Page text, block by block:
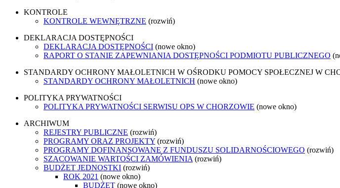
KONTROLE
KONTROLE WEWNĘTRZNE (rozwiń)
DEKLARACJA DOSTĘPNOŚCI
DEKLARACJA DOSTĘPNOŚCI (nowe okno)
RAPORT O STANIE ZAPEWNIANIA DOSTĘPNOŚCI PODMIOTU PUBLICZNEGO
STANDARDY OCHRONY MAŁOLETNICH W OŚRODKU POMOCY SPOŁECZNEJ W
STANDARDY OCHRONY MAŁOLETNICH (nowe okno)
POLITYKA PRYWATNOŚCI
POLITYKA PRYWATNOŚCI SERWISU OPS W CHORZOWIE (nowe okno)
ARCHIWUM
REJESTRY PUBLICZNE (rozwiń)
PROGRAMY ORAZ PROJEKTY (rozwiń)
PROGRAMY DOFINANSOWANE Z FUNDUSZU SOLIDARNOŚCIOWEGO (rozwiń)
SZACOWANIE WARTOŚCI ZAMÓWIENIA (rozwiń)
BUDŻET JEDNOSTKI (rozwiń)
ROK 2021 (nowe okno)
BUDŻET (nowe okno)